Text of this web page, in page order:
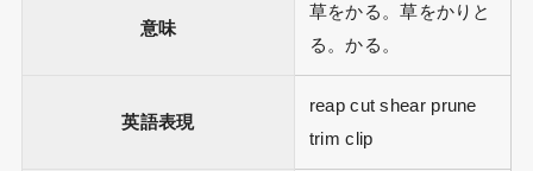
意味
草をかる。草をかりと
る。かる。
英語表現
reap cut shear prune
trim clip